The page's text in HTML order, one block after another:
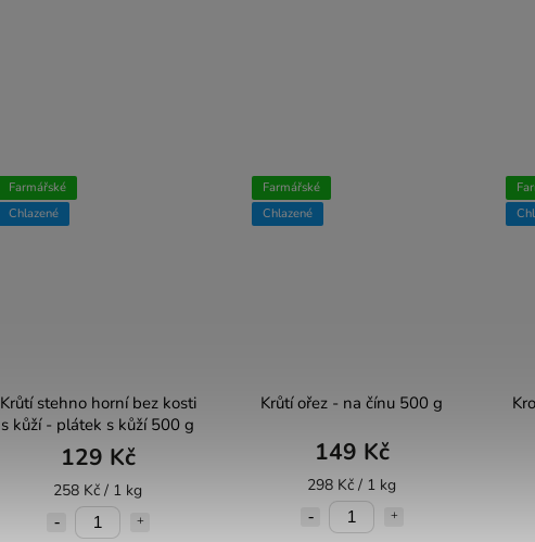
Farmářské
Chlazené
Krůtí stehno horní bez kosti
s kůží - plátek s kůží 500 g
129 Kč
258 Kč / 1 kg
Farmářské
Chlazené
Krůtí ořez - na čínu 500 g
149 Kč
298 Kč / 1 kg